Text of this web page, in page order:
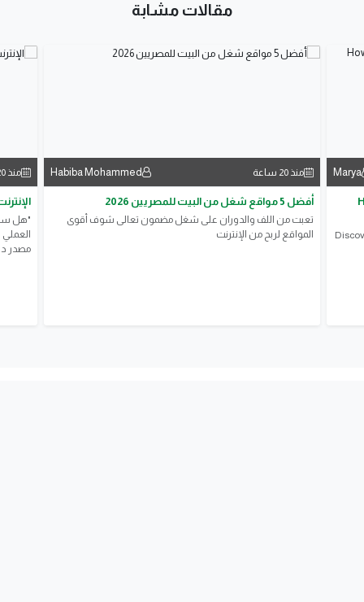
مقالات مشابة
Marya منذ 20 ساعة Habiba Mohammed
أفضل 5 مواقع شغل من البيت للمصريين 2026
تعبت من اللف والدوران على شغل مضمون تعالى شوف أقوى
المواقع لربح من الإنترنت
منذ 20 ساعة
"هل
مصدر